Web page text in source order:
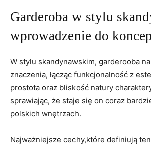
Garderoba w stylu
wprowadzenie do
W stylu skandynawskim, garderooba
znaczenia, łącząc funkcjonalność z
prostota oraz bliskość natury
sprawiając, że staje się on coraz
polskich wnętrzach.
Najważniejsze cechy,które definiują